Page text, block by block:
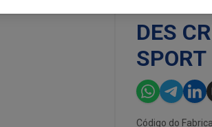
DES
SPORT
Código do